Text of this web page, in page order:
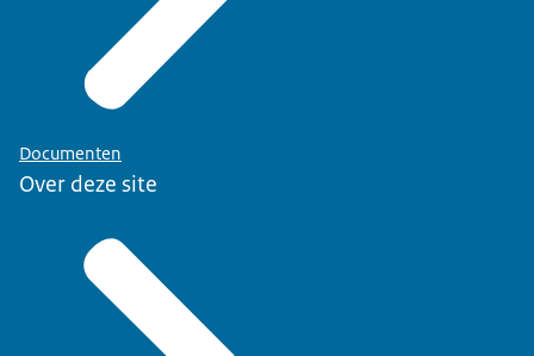
Documenten
Over deze site